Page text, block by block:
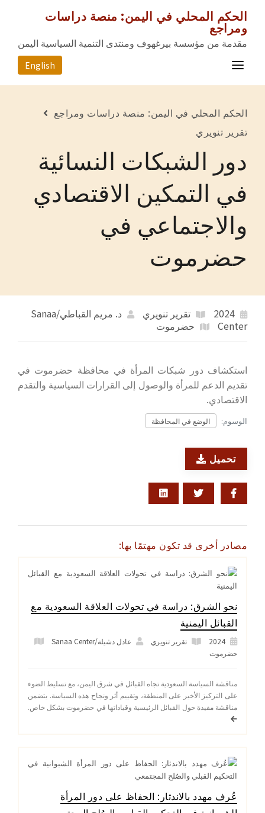
الحكم المحلي في اليمن: منصة دراسات
ومراجع
مقدمة من مؤسسة بيرغهوف ومنتدى التنمية السياسية اليمن
English
المحافظات
عن المشروع
للتواصل معنا
الحكم المحلي في اليمن: منصة دراسات ومراجع
تقرير تنويري
دور الشبكات النسائية
في التمكين الاقتصادي
والاجتماعي في
حضرموت
تقرير تنويري
د. مريم القباطي/Sanaa
Center
حضرموت
استكشاف دور شبكات المرأة في محافظة حضرموت في
تقديم الدعم للمرأة والوصول إلى القرارات السياسية والتقدم
الاقتصادي.
الوسوم: الوضع في المحافظة
تحميل
مصادر أخرى قد تكون مهتمًا بها:
نحو الشرق: دراسة في تحولات العلاقة السعودية مع
القبائل اليمنية
تقرير تنويري
عادل دشيلة/Sanaa Center
حضرموت
مناقشة السياسة السعودية تجاه القبائل في شرق اليمن، مع تسليط الضوء
على التركيز الأخير على المنطقة، وتقييم أثر ونجاح هذه السياسة. يتضمن
مناقشة مفيدة حول القبائل الرئيسية وقياداتها في حضرموت بشكل خاص.
عُرف مهدد بالاندثار: الحفاظ على دور المرأة